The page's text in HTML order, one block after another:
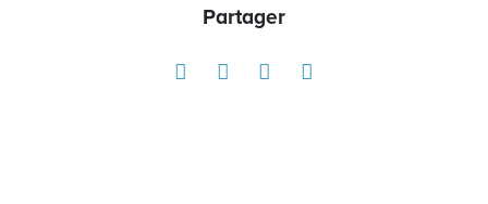
Partager